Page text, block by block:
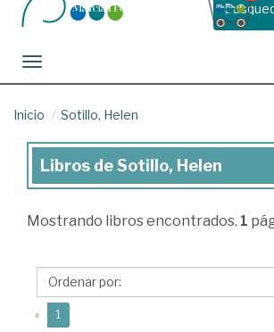
Toggle navigation
Inicio Sotillo, Helen
Libros
Sotillo,
Libros de Sotillo, Helen
Mostrando libros encontrados. 1
« 1